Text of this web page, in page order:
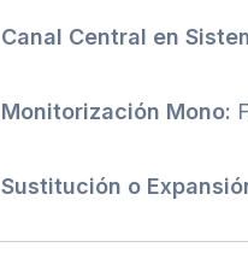
Canal Central en
Monitorización Mono:
Sustitución o